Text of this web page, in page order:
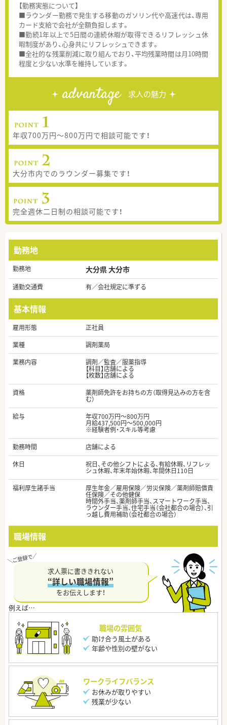
【勤務実態について】
■ラウンダー勤務で発生する移動のガソリン代や高速代は、専用
カード支給で会社が全額負担します。
■勤続1年以上で5日間の連続休暇が取得できるリフレッシュ休
暇制度があり、心身共にリフレッシュできます。
■全社的な残業削減に取り組んでおり、平均残業時間は月10時間
程度と少ない水準を維持しています。
advantage 求人の魅力
年収700万円～800万円で相談可能です！
大分市内でのラウンダー募集です！
完全週休二日制の相談可能です！
勤務地
勤務地 大分県 大分市
通勤交通費 有／会社規定に準ずる
基本情報
雇用形態
正社員
業種
調剤薬局
業務内容
調剤／監査／服薬指導
【科目】店舗による
【枚数】店舗による
資格
薬剤師免許をお持ちの方（取得見込みの方を含
む）
給与
年収700万円～800万円
月給437,500円～500,000円
※経験者例・スキル等考慮
勤務時間
店舗による
休日
祝日、その他シフトによる、有給休暇、リフレッ
シュ休暇、年末年始休暇、年間休日110日
福利厚生諸手当
厚生年金／雇用保険／労災保険／薬剤師賠償責
任保険／その他健保
時間外手当、薬剤師手当、スマートワーク手当、
ラウンダー手当、住宅手当（会社都合の場合）、引
っ越し費用補助（会社都合の場合）
職場情報
求人票に書ききれない
“詳しい職場情報”
をお伝えします！
職場の雰囲気
助け合う風土がある
年齢や性別の壁がない
ワークライフバランス
お休みが取りやすい
残業が少ない